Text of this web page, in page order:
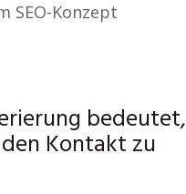
SEO-Konzept
bedeutet,
Kontakt zu